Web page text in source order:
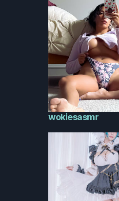
wokiesasmr